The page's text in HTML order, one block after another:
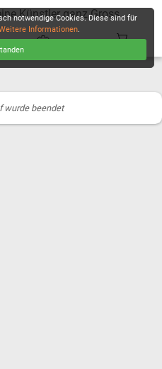
Künstler ganz Gross
wurde beendet
notwendige Cookies. Diese sind für
Informationen.